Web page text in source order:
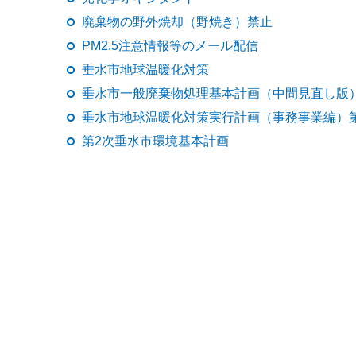
廃棄物の野外焼却（野焼き）禁止
PM2.5注意情報等のメール配信
垂水市地球温暖化対策
垂水市一般廃棄物処理基本計画（中間見直し版）
垂水市地球温暖化対策実行計画（事務事業編）
第2次垂水市環境基本計画